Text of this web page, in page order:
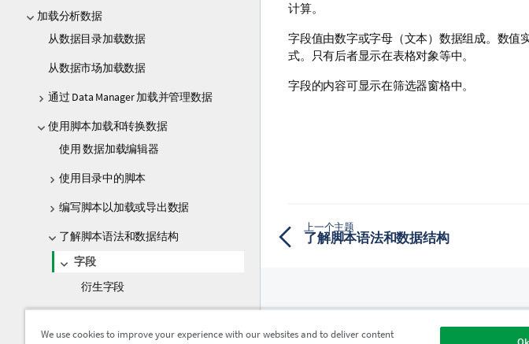
加载分析数据
从数据目录加载数据
从数据市场加载数据
通过 Data Manager 加载并管理数据
使用脚本加载和转换数据
使用 数据加载编辑器
使用目录中的脚本
编写脚本以加载或导出数据
了解脚本语法和数据结构
字段
衍生字段
计算。
字段值由数字或字母（文本）数据组成。数值
式。只有后者显示在表格对象等中。
字段的内容可显示在筛选器窗格中。
上一个主题
了解脚本语法和数据结构
产品
We use cookies to improve your experience with our websites and to deliver content